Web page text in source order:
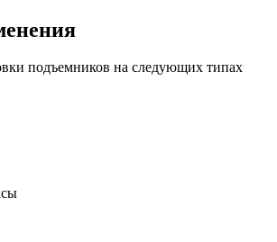
подъемников на следующих типах